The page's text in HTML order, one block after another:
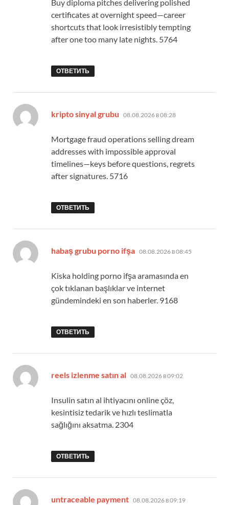
Buy diploma pitches delivering polished
certificates at overnight speed—career
shortcuts that look irresistibly tempting
after one too many late nights. 5764
ОТВЕТИТЬ
kripto sinyal grubu 08.08.2026 в 08:28
Mortgage fraud operations selling dream
addresses with impossible approval
timelines—keys before questions, regrets
after signatures. 5716
ОТВЕТИТЬ
habaş grubu porno ifşa 08.08.2026 в 08:45
Kiska holding porno ifşa aramasında en
çok tıklanan başlıklar ve internet
gündemindeki en son haberler. 9168
ОТВЕТИТЬ
reels izlenme satın al 08.08.2026 в 09:02
Insulin satın al ihtiyacını online çöz,
kesintisiz tedarik ve hızlı teslimatla
sağlığını aksatma. 2304
ОТВЕТИТЬ
untraceable payment 08.08.2026 в 09:19